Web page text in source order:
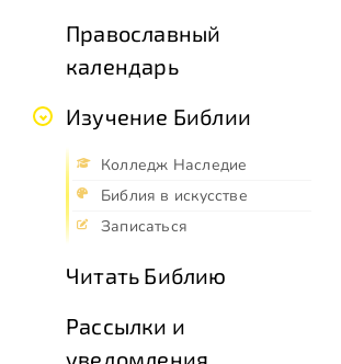
Православный
календарь
Изучение Библии
Колледж Наследие
Библия в искусстве
Записаться
Читать Библию
Рассылки и
уведомления